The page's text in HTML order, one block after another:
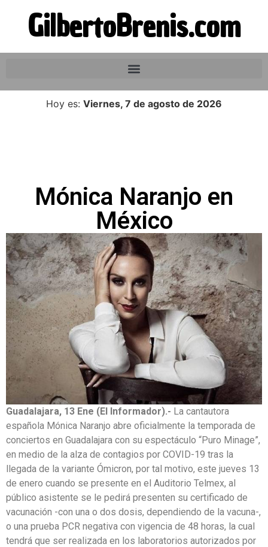
GilbertoBrenis.com
Hoy es: Viernes, 7 de agosto de 2026
Mónica Naranjo en
México
Guadalajara, 13 Ene (El Informador).- La cantautora
española Mónica Naranjo abre oficialmente la temporada de
conciertos en Guadalajara con su espectáculo “Puro Minage”,
en medio de la alza de contagios por COVID-19 tras la
llegada de la variante Ómicron, por tal motivo, este jueves 13
de enero cuando se presente en el Auditorio Telmex, al
público asistente se le pedirá presenten su certificado de
vacunación -con una o dos dosis, dependiendo de la vacuna-,
o una prueba PCR negativa con vigencia de 48 horas, la cual
tendrá que ser realizada en los laboratorios autorizados por